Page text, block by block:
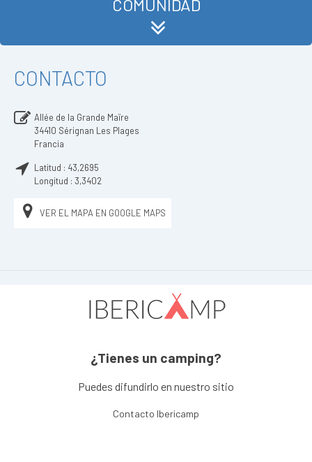
COMUNIDAD
CONTACTO
Allée de la Grande Maïre
34410 Sérignan Les Plages
Francia
Latitud : 43,2695
Longitud : 3,3402
VER EL MAPA EN GOOGLE MAPS
¿Tienes un camping?
Puedes difundirlo en nuestro sitio
Contacto Ibericamp